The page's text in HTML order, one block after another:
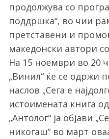
продолжува со
поддршка“, во чии
претставени и
македонски автори
На 15 ноември во 20
„Винил“ ќе се одржи
наслов „Сега е
истоимената книга од
„Антолог“ ја објави
никогаш“ во март